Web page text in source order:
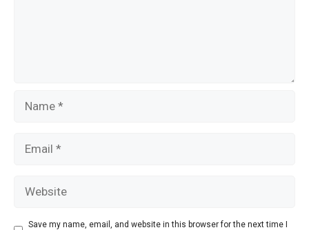
Save my name, email, and website in this browser for the next time I